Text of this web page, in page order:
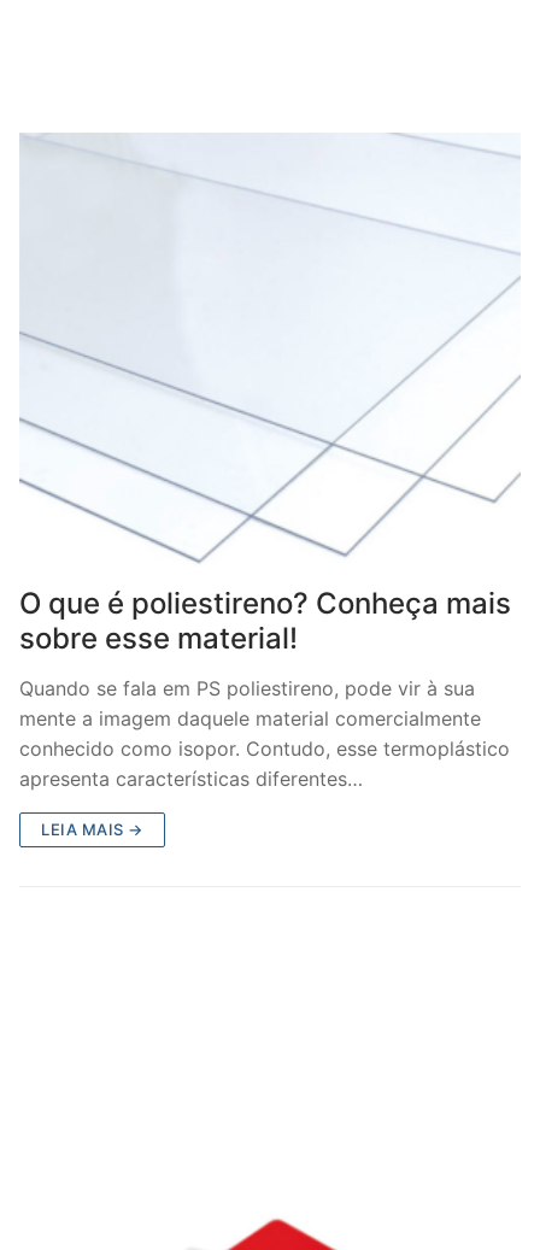
O que é poliestireno? Conheça mais
sobre esse material!
Quando se fala em PS poliestireno, pode vir à sua
mente a imagem daquele material comercialmente
conhecido como isopor. Contudo, esse termoplástico
apresenta características diferentes…
LEIA MAIS →